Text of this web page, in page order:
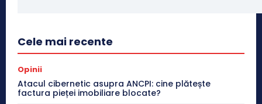
Cele mai recente
Opinii
Atacul cibernetic asupra ANCPI: cine plătește
factura pieței imobiliare blocate?